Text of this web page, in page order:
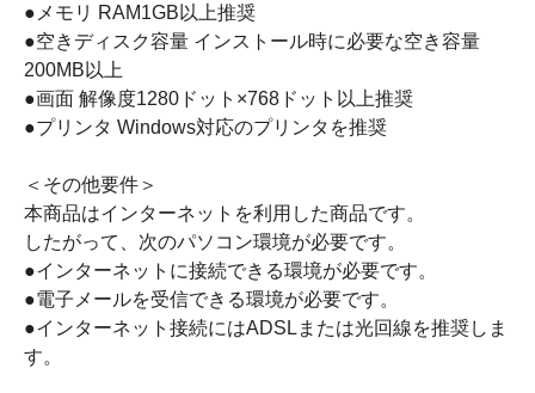
●メモリ RAM1GB以上推奨
●空きディスク容量 インストール時に必要な空き容量
200MB以上
●画面 解像度1280ドット×768ドット以上推奨
●プリンタ Windows対応のプリンタを推奨
＜その他要件＞
本商品はインターネットを利用した商品です。
したがって、次のパソコン環境が必要です。
●インターネットに接続できる環境が必要です。
●電子メールを受信できる環境が必要です。
●インターネット接続にはADSLまたは光回線を推奨しま
す。